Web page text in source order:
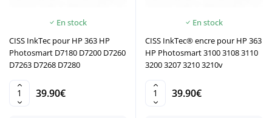
En stock
CISS InkTec pour HP 363 HP
Photosmart D7180 D7200 D7260
D7263 D7268 D7280
39.90€
En stock
CISS InkTec® encre pour HP 363
HP Photosmart 3100 3108 3110
3200 3207 3210 3210v
39.90€